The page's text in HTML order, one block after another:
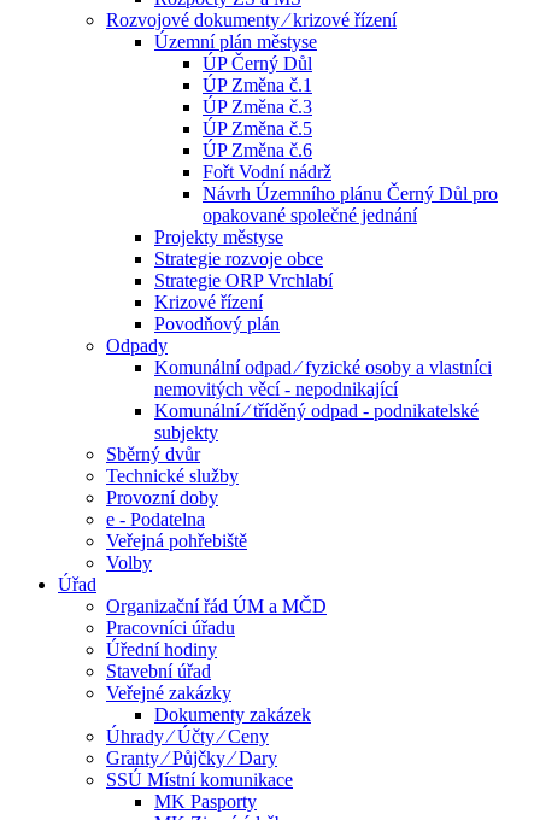
Rozvojové dokumenty ⁄ krizové řízení
Územní plán městyse
ÚP Černý Důl
ÚP Změna č.1
ÚP Změna č.3
ÚP Změna č.5
ÚP Změna č.6
Fořt Vodní nádrž
Návrh Územního plánu Černý Důl pro
opakované společné jednání
Projekty městyse
Strategie rozvoje obce
Strategie ORP Vrchlabí
Krizové řízení
Povodňový plán
Odpady
Komunální odpad ⁄ fyzické osoby a vlastníci
nemovitých věcí - nepodnikající
Komunální ⁄ tříděný odpad - podnikatelské
subjekty
Sběrný dvůr
Technické služby
Provozní doby
e - Podatelna
Veřejná pohřebiště
Volby
Úřad
Organizační řád ÚM a MČD
Pracovníci úřadu
Úřední hodiny
Stavební úřad
Veřejné zakázky
Dokumenty zakázek
Úhrady ⁄ Účty ⁄ Ceny
Granty ⁄ Půjčky ⁄ Dary
SSÚ Místní komunikace
MK Pasporty